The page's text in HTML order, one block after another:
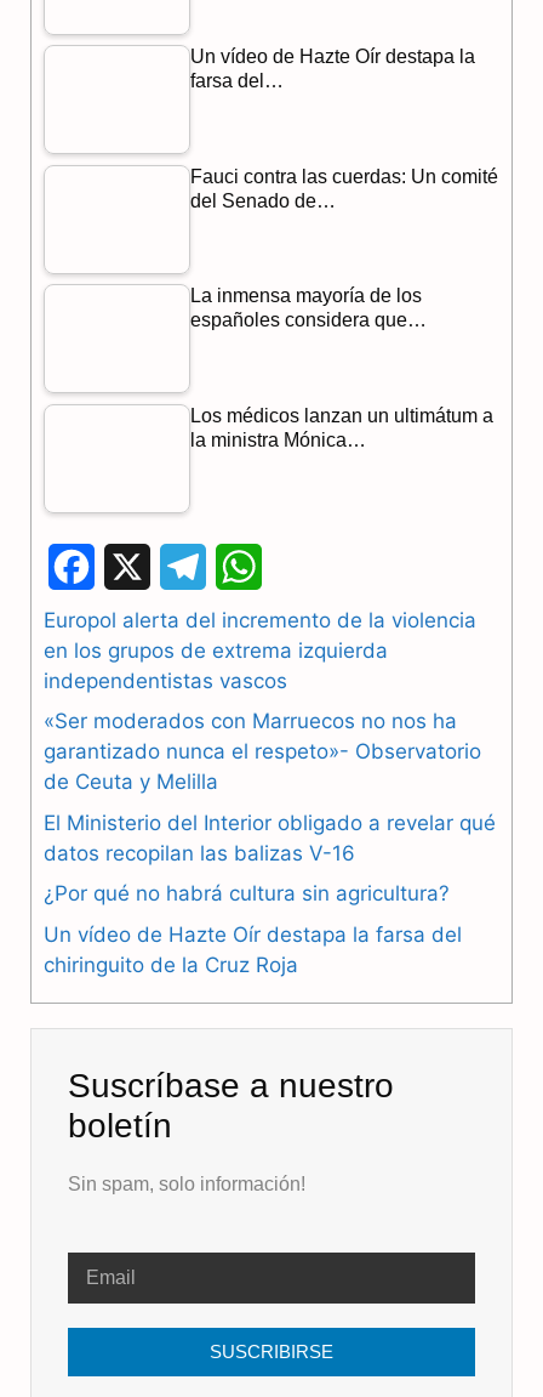
Un vídeo de Hazte Oír destapa la
farsa del…
Fauci contra las cuerdas: Un comité
del Senado de…
La inmensa mayoría de los
españoles considera que…
Los médicos lanzan un ultimátum a
la ministra Mónica…
a
c
b
o
o
k
e
g
r
a
m
h
a
s
p
p
Europol alerta del incremento de la violencia
en los grupos de extrema izquierda
independentistas vascos
«Ser moderados con Marruecos no nos ha
garantizado nunca el respeto»- Observatorio
de Ceuta y Melilla
El Ministerio del Interior obligado a revelar qué
datos recopilan las balizas V-16
¿Por qué no habrá cultura sin agricultura?
Un vídeo de Hazte Oír destapa la farsa del
chiringuito de la Cruz Roja
Suscríbase a nuestro
boletín
Sin spam, solo información!
SUSCRIBIRSE